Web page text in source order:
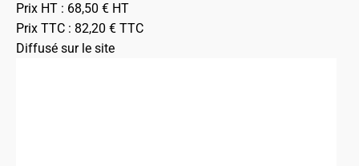
Prix HT : 68,50 € HT
Prix TTC : 82,20 € TTC
Diffusé sur le site